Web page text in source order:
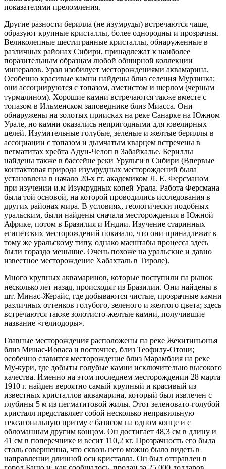
показателями преломления.
Другие разности берилла (не изумруды) встречаются чаще,
образуют крупные кристаллы, более однородны и прозрачны.
Великолепные шестигранные кристаллы, обнаруженные в
различных районах Сибири, принадлежат к наиболее
поразительным образцам любой обширной коллекции
минералов. Урал изобилует месторождениями аквамарина.
Особенно красивые камни найдены близ селения Мурзинка;
они ассоциируются с топазом, аметистом и шерлом (черным
турмалином). Хорошие камни встречаются также вместе с
топазом в Ильменском заповеднике близ Миасса. Они
обнаружены на золотых приисках на реке Санарке на Южном
Урале, но камни оказались непригодными для ювелирных
целей. Изумительные голубые, зеленые и желтые бериллы в
ассоциации с топазом и дымчатым кварцем встречены в
пегматитах хребта Адун-Челоп в Забайкалье. Бериллы
найдены также в бассейне реки Урульги в Сибири (Впервые
контактовая природа изумрудных месторождений была
установлена в начало 20-х гг. академиком Л. Е. Ферсманом
при изучении и.м Изумрудных копей Урала. Работа Ферсмана
была той основой, на которой проводились исследования в
других районах мира. В условиях, геологически подобных
уральским, были найдены сначала месторождения в Южной
Африке, потом в Бразилия и Индии. Изучение старинных
египетских месторождений показало, что они принадлежат к
тому же уральскому типу, однако масштабы процесса здесь
были гораздо меньшие. Очень похоже на уральские и давно
известное месторождение Хабахталь в Тироле).
Много крупных аквамаринов, которые поступили па рынок
несколько лет назад, происходят из Бразилии. Они найдены в
шт. Минас-Жерайс, где добываются чистые, прозрачные камни
различных оттенков голубого, зеленого и желтого цвета; здесь
встречаются также золотисто-желтые камни, получившие
название «гелиодоры».
Главные месторождения расположены па реке Жекитиньонья
близ Минас-Иоваса и восточнее, близ Теофилу-Отони;
особенно славится месторождение близ Марамбаия на реке
Му-кури, где добыты голубые камни исключительно высокого
качества. Именно на этом последнем месторождении 28 марта
1910 г. найден вероятно самый крупный и красивый из
известных кристаллов аквамарина, который был извлечен с
глубины 5 м из пегматитовой жилы. Этот зеленовато-голубой
кристалл представляет собой несколько неправильную
гексагональную призму с базисом на одном конце и с
обломанным другим концом. Он достигает 48,3 см в длину и
41 см в поперечнике и весит 110,2 кг. Прозрачность его была
столь совершенна, что сквозь него можно было видеть в
направлении длинной оси кристалла. Он был отправлен в